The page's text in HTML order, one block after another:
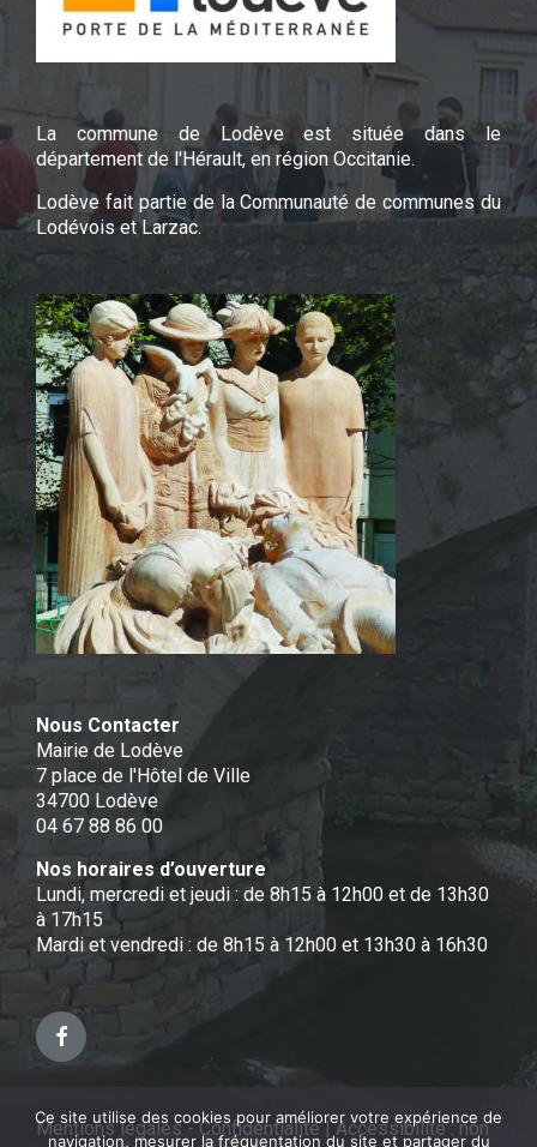
La commune de Lodève est située dans le
département de l'Hérault, en région Occitanie.
Lodève fait partie de la Communauté de communes du
Lodévois et Larzac.
Nous Contacter
Mairie de Lodève
7 place de l'Hôtel de Ville
34700 Lodève
04 67 88 86 00
Nos horaires d’ouverture
Lundi, mercredi et jeudi : de 8h15 à 12h00 et de 13h30
à 17h15
Mardi et vendredi : de 8h15 à 12h00 et 13h30 à 16h30
Facebook
Mentions légales - Confidentialité|Accessibilité : non
Ce site utilise des cookies pour améliorer votre expérience de
navigation, mesurer la fréquentation du site et partager du